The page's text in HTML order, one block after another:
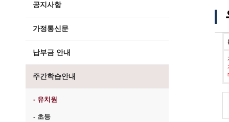
공지사항
가정통신문
납부금 안내
주간학습안내
- 유치원
- 초등